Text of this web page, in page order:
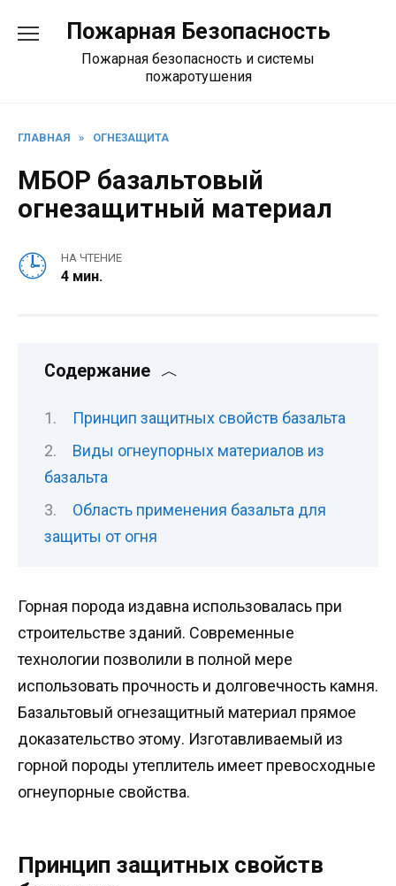
содержанию
Пожарная Безопасность
Пожарная безопасность и системы
пожаротушения
ГЛАВНАЯ » ОГНЕЗАЩИТА
МБОР базальтовый
огнезащитный материал
НА ЧТЕНИЕ
4 мин.
Содержание
Принцип защитных свойств базальта
Виды огнеупорных материалов из
базальта
Область применения базальта для
защиты от огня
Горная порода издавна использовалась при
строительстве зданий. Современные
технологии позволили в полной мере
использовать прочность и долговечность камня.
Базальтовый огнезащитный материал прямое
доказательство этому. Изготавливаемый из
горной породы утеплитель имеет превосходные
огнеупорные свойства.
Принцип защитных свойств